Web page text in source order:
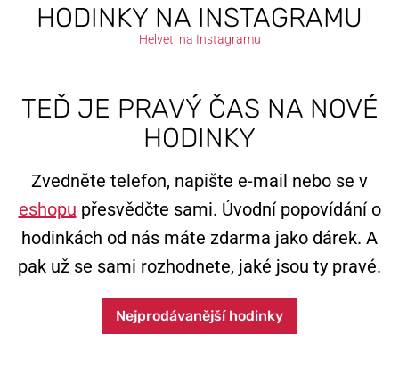
HODINKY NA INSTAGRAMU
Helveti na Instagramu
TEĎ JE PRAVÝ ČAS NA NOVÉ
HODINKY
Zvedněte telefon, napište e-mail nebo se v
eshopu přesvědčte sami. Úvodní popovídání o
hodinkách od nás máte zdarma jako dárek. A
pak už se sami rozhodnete, jaké jsou ty pravé.
Nejprodávanější hodinky